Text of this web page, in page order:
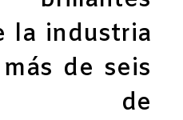
la industria
de seis
de